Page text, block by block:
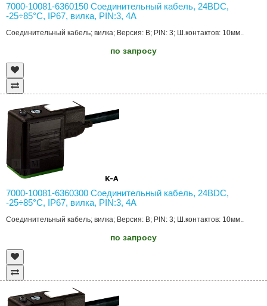
7000-10081-6360150 Соединительный кабель, 24ВDC,
-25÷85°C, IP67, вилка, PIN:3, 4А
Соединительный кабель; вилка; Версия: B; PIN: 3; Ш.контактов: 10мм..
по запросу
7000-10081-6360300 Соединительный кабель, 24ВDC,
-25÷85°C, IP67, вилка, PIN:3, 4А
Соединительный кабель; вилка; Версия: B; PIN: 3; Ш.контактов: 10мм..
по запросу